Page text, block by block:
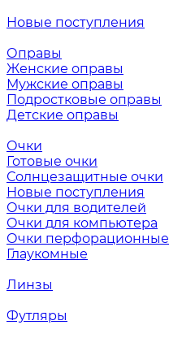
Новые поступления
Оправы
Женские оправы
Мужские оправы
Подростковые оправы
Детские оправы
Очки
Готовые очки
Солнцезащитные очки
Новые поступления
Очки для водителей
Очки для компьютера
Очки перфорационные
Глаукомные
Линзы
Футляры